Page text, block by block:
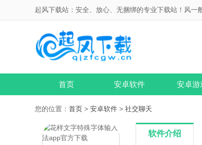
起风下载站：安全、放心、无捆绑的专业下载站！风一
首页 安卓软件 安卓游
您的位置： 首页 > 安卓软件 > 社交聊天
软件介绍